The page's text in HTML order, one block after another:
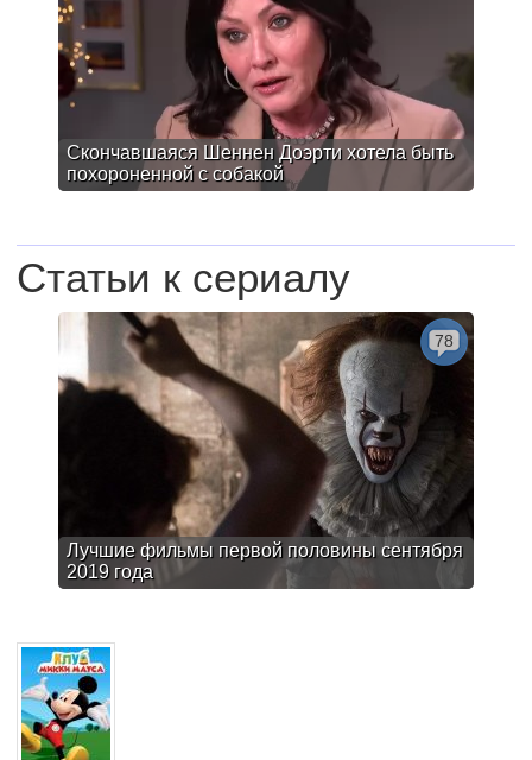
Скончавшаяся Шеннен Доэрти хотела быть
похороненной с собакой
Статьи к сериалу
Лучшие фильмы первой половины сентября
2019 года
78